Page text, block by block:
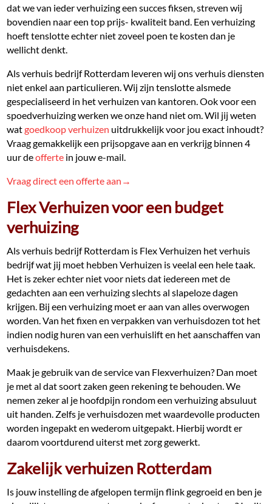
dat we van ieder verhuizing een succes fiksen, streven wij
bovendien naar een top prijs- kwaliteit band. Een verhuizing
hoeft tenslotte echter niet zoveel poen te kosten dan je
wellicht denkt.
Als verhuis bedrijf Rotterdam leveren wij ons verhuis diensten
niet enkel aan particulieren. Wij zijn tenslotte alsmede
gespecialiseerd in het verhuizen van kantoren. Ook voor een
spoedverhuizing werken we onze hand niet om. Wil jij weten
watgoedkoop verhuizen uitdrukkelijk voor jou exact inhoudt?
Vraag gemakkelijk een prijsopgave aan en verkrijg binnen 4
uur deofferte in jouw e-mail.
Vraag direct een offerte aan→
Flex Verhuizen voor een budget
verhuizing
Als verhuis bedrijf Rotterdam is Flex Verhuizen het verhuis
bedrijf wat jij moet hebben Verhuizen is veelal een hele taak.
Het is zeker echter niet voor niets dat iedereen met de
gedachten aan een verhuizing slechts al slapeloze dagen
krijgen. Bij een verhuizing moet er aan van alles overwogen
worden. Van het fixen en verpakken van verhuisdozen tot het
indien nodig huren van een verhuislift en het aanschaffen van
verhuisdekens.
Maak je gebruik van de service van Flexverhuizen? Dan moet
je met al dat soort zaken geen rekening te behouden. We
nemen zeker al je hoofdpijn rondom een verhuizing absuluut
uit handen. Zelfs je verhuisdozen met waardevolle producten
worden ingepakt en wederom uitgepakt. Hierbij wordt er
daarom voortdurend uiterst met zorg gewerkt.
Zakelijk verhuizen Rotterdam
Is jouw instelling de afgelopen termijn flink gegroeid en ben je